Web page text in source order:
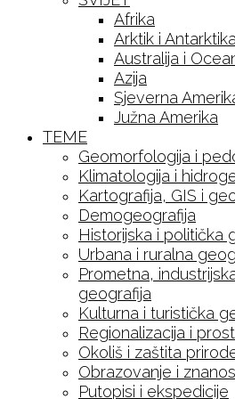
Afrika
Arktik i
Australija i
Azija
Sjeverna
Južna Amerika
TEME
Geomorfologija i
Klimatologija i
Kartografija, GIS i
Demogeografija
Historijska i politička
Urbana i ruralna
Prometna,
geografija
Kulturna i turistička
Regionalizacija i
Okoliš i zaštita
Obrazovanje i
Putopisi i ekspedicije